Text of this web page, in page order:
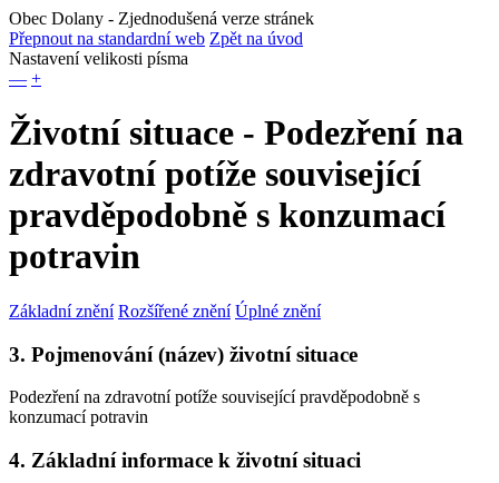
Obec Dolany - Zjednodušená verze stránek
Přepnout na standardní web Zpět na úvod
Nastavení velikosti písma
— +
Životní situace - Podezření na
zdravotní potíže související
pravděpodobně s konzumací
potravin
Základní znění Rozšířené znění Úplné znění
3. Pojmenování (název) životní situace
Podezření na zdravotní potíže související pravděpodobně s
konzumací potravin
4. Základní informace k životní situaci